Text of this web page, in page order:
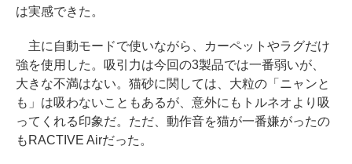
は実感できた。
主に自動モードで使いながら、カーペットやラグだけ
強を使用した。吸引力は今回の3製品では一番弱いが、
大きな不満はない。猫砂に関しては、大粒の「ニャンと
も」は吸わないこともあるが、意外にもトルネオより吸
ってくれる印象だ。ただ、動作音を猫が一番嫌がったの
もRACTIVE Airだった。